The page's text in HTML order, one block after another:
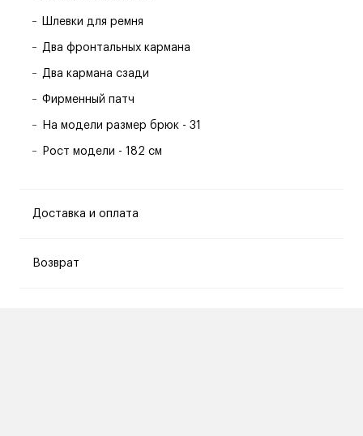
Шлевки для ремня
Два фронтальных кармана
Два кармана сзади
Фирменный патч
На модели размер брюк - 31
Рост модели - 182 см
Доставка и оплата
Возврат